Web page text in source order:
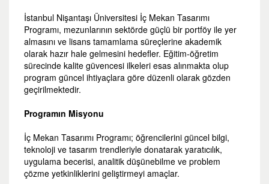
İstanbul Nişantaşı Üniversitesi İç Mekan Tasarımı
Programı, mezunlarının sektörde güçlü bir portföy ile yer
almasını ve lisans tamamlama süreçlerine akademik
olarak hazır hale gelmesini hedefler. Eğitim-öğretim
sürecinde kalite güvencesi ilkeleri esas alınmakta olup
program güncel ihtiyaçlara göre düzenli olarak gözden
geçirilmektedir.
Programın Misyonu
İç Mekan Tasarımı Programı; öğrencilerini güncel bilgi,
teknoloji ve tasarım trendleriyle donatarak yaratıcılık,
uygulama becerisi, analitik düşünebilme ve problem
çözme yetkinliklerini geliştirmeyi amaçlar.